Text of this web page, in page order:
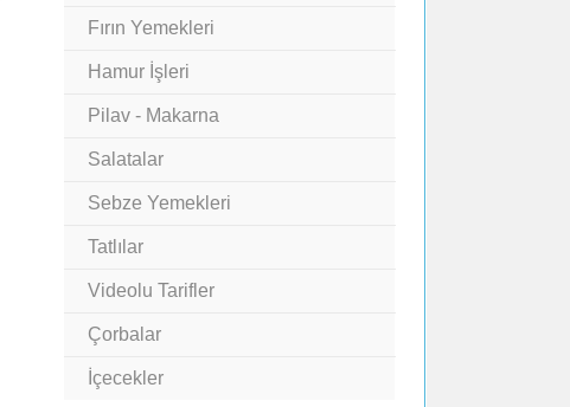
Fırın Yemekleri
Hamur İşleri
Pilav - Makarna
Salatalar
Sebze Yemekleri
Tatlılar
Videolu Tarifler
Çorbalar
İçecekler